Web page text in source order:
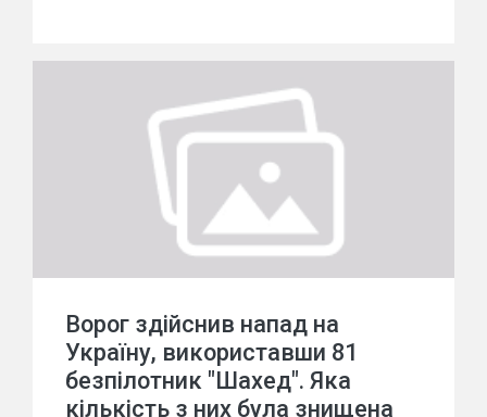
Ворог здійснив напад на
Україну, використавши 81
безпілотник "Шахед". Яка
кількість з них була знищена